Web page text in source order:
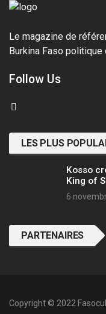
Le magazine de
Burkina Faso politique
Follow Us
LES PLUS
Kosso
King of
6
PARTENAIRES
Copyright © 2022